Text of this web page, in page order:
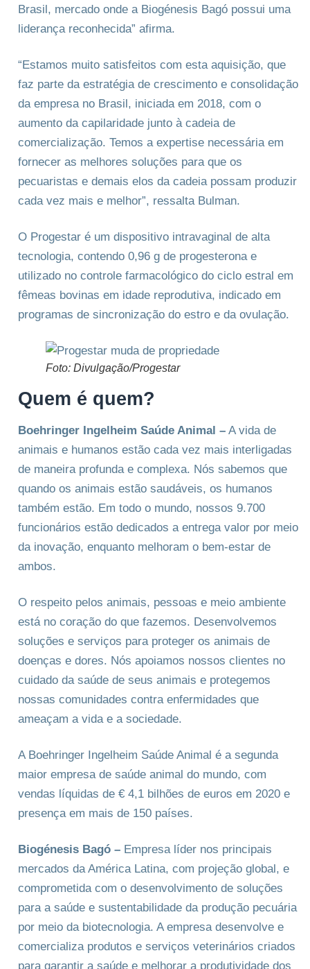
Brasil, mercado onde a Biogénesis Bagó possui uma
liderança reconhecida” afirma.
“Estamos muito satisfeitos com esta aquisição, que
faz parte da estratégia de crescimento e consolidação
da empresa no Brasil, iniciada em 2018, com o
aumento da capilaridade junto à cadeia de
comercialização. Temos a expertise necessária em
fornecer as melhores soluções para que os
pecuaristas e demais elos da cadeia possam produzir
cada vez mais e melhor”, ressalta Bulman.
O Progestar é um dispositivo intravaginal de alta
tecnologia, contendo 0,96 g de progesterona e
utilizado no controle farmacológico do ciclo estral em
fêmeas bovinas em idade reprodutiva, indicado em
programas de sincronização do estro e da ovulação.
Foto: Divulgação/Progestar
Quem é quem?
Boehringer Ingelheim Saúde Animal – A vida de
animais e humanos estão cada vez mais interligadas
de maneira profunda e complexa. Nós sabemos que
quando os animais estão saudáveis, os humanos
também estão. Em todo o mundo, nossos 9.700
funcionários estão dedicados a entrega valor por meio
da inovação, enquanto melhoram o bem-estar de
ambos.
O respeito pelos animais, pessoas e meio ambiente
está no coração do que fazemos. Desenvolvemos
soluções e serviços para proteger os animais de
doenças e dores. Nós apoiamos nossos clientes no
cuidado da saúde de seus animais e protegemos
nossas comunidades contra enfermidades que
ameaçam a vida e a sociedade.
A Boehringer Ingelheim Saúde Animal é a segunda
maior empresa de saúde animal do mundo, com
vendas líquidas de € 4,1 bilhões de euros em 2020 e
presença em mais de 150 países.
Biogénesis Bagó – Empresa líder nos principais
mercados da América Latina, com projeção global, e
comprometida com o desenvolvimento de soluções
para a saúde e sustentabilidade da produção pecuária
por meio da biotecnologia. A empresa desenvolve e
comercializa produtos e serviços veterinários criados
para garantir a saúde e melhorar a produtividade dos